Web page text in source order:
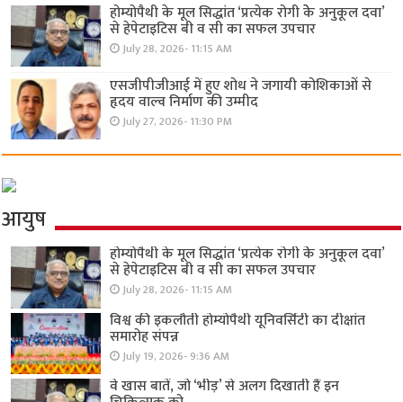
होम्योपैथी के मूल सिद्धांत ‘प्रत्येक रोगी केे अनुकूल दवा’
से हेपेटाइटिस बी व सी का सफल उपचार
July 28, 2026- 11:15 AM
एसजीपीजीआई में हुए शोध ने जगायी कोशिकाओं से
हृदय वाल्व निर्माण की उम्मीद
July 27, 2026- 11:30 PM
आयुष
होम्योपैथी के मूल सिद्धांत ‘प्रत्येक रोगी केे अनुकूल दवा’
से हेपेटाइटिस बी व सी का सफल उपचार
July 28, 2026- 11:15 AM
विश्व की इकलौती होम्योपैथी यूनिवर्सिटी का दीक्षांत
समारोह संपन्न
July 19, 2026- 9:36 AM
वे खास बातें, जो ‘भीड़’ से अलग दिखाती हैं इन